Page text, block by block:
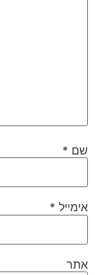
שם *
אימייל *
אתר